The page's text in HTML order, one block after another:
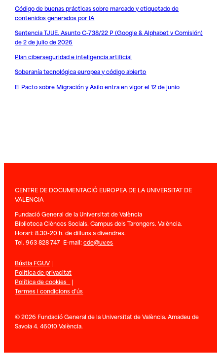
Código de buenas prácticas sobre marcado y etiquetado de
contenidos generados por IA
Sentencia TJUE. Asunto C-738/22 P (Google & Alphabet v Comisión)
de 2 de julio de 2026
Plan ciberseguridad e inteligencia artificial
Soberanía tecnológica europea y código abierto
El Pacto sobre Migración y Asilo entra en vigor el 12 de junio
CENTRE DE DOCUMENTACIÓ EUROPEA DE LA UNIVERSITAT DE
VALENCIA
Fundació General de la Universitat de València
Biblioteca Ciènces Socials. Campus dels Tarongers. València.
Horari: 8.30-20 h. de dilluns a divendres.
Tel. 963 828 747 E-mail:cde@uv.es
Bústia FGUV|
Política de privacitat
Política de cookies |
Termes i condicions d’ús
© 2026 Fundació General de la Universitat de València. Amadeu de
Savoia 4. 46010 València.